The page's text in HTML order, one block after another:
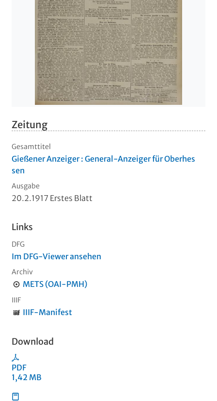
Zeitung
Gesamttitel
Gießener Anzeiger : General-Anzeiger für Oberhes
sen
Ausgabe
20.2.1917 Erstes Blatt
Links
DFG
Im DFG-Viewer ansehen
Archiv
METS (OAI-PMH)
IIIF
IIIF-Manifest
Download
PDF
1,42 MB